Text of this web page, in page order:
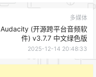
多媒体
Audacity (开源跨平台音频软
件) v3.7.7 中文绿色版
2025-12-14 20:48:33